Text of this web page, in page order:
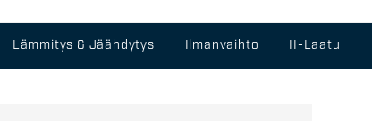
Lämmitys & Jäähdytys Ilmanvaihto II-Laatu